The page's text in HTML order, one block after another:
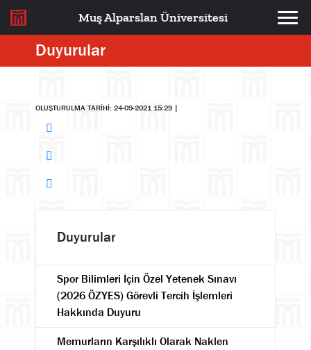
Muş Alparslan Üniversitesi
Duyurular
OLUŞTURULMA TARİHİ: 24-09-2021 15:29 |
Duyurular
Spor Bilimleri İçin Özel Yetenek Sınavı
(2026 ÖZYES) Görevli Tercih İşlemleri
Hakkında Duyuru
Memurların Karşılıklı Olarak Naklen